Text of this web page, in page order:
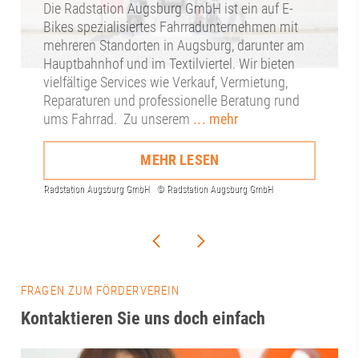
Die Radstation Augsburg GmbH ist ein auf E-
Bikes spezialisiertes Fahrradunternehmen mit
mehreren Standorten in Augsburg, darunter am
Hauptbahnhof und im Textilviertel. Wir bieten
vielfältige Services wie Verkauf, Vermietung,
Reparaturen und professionelle Beratung rund
ums Fahrrad. Zu unserem ... mehr
MEHR LESEN
FRAGEN ZUM FÖRDERVEREIN
Kontaktieren Sie uns doch einfach